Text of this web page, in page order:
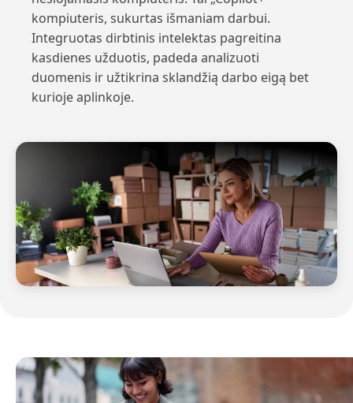
kompiuteris, sukurtas išmaniam darbui.
Integruotas dirbtinis intelektas pagreitina
kasdienes užduotis, padeda analizuoti
duomenis ir užtikrina sklandžią darbo eigą bet
kurioje aplinkoje.